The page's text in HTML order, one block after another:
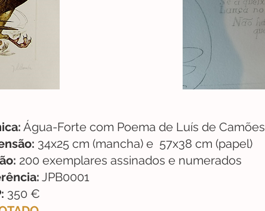
Água-Forte com Poema de Luís de Camões
34x25 cm (mancha) e 57x38 cm (papel)
200 exemplares assinados e numerados
JPB0001
350 €